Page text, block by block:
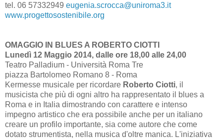
tel. 06 57332949 eugenia.scrocca@uniroma3.it
www.progettosostenibile.org
OMAGGIO IN BLUES A ROBERTO CIOTTI
Lunedì 12 Maggio 2014, dalle ore 18,00 alle 24,00
Teatro Palladium - Università Roma Tre
piazza Bartolomeo Romano 8 - Roma
Kermesse musicale per ricordare Roberto Ciotti, il
musicista che più di ogni altro ha rappresentato il blues a
Roma e in Italia dimostrando con carattere e intenso
impegno artistico che era possibile anche per un italiano
creare un profilo importante, sia come autore che come
dotato strumentista, nella musica d'oltre manica. L'iniziativa